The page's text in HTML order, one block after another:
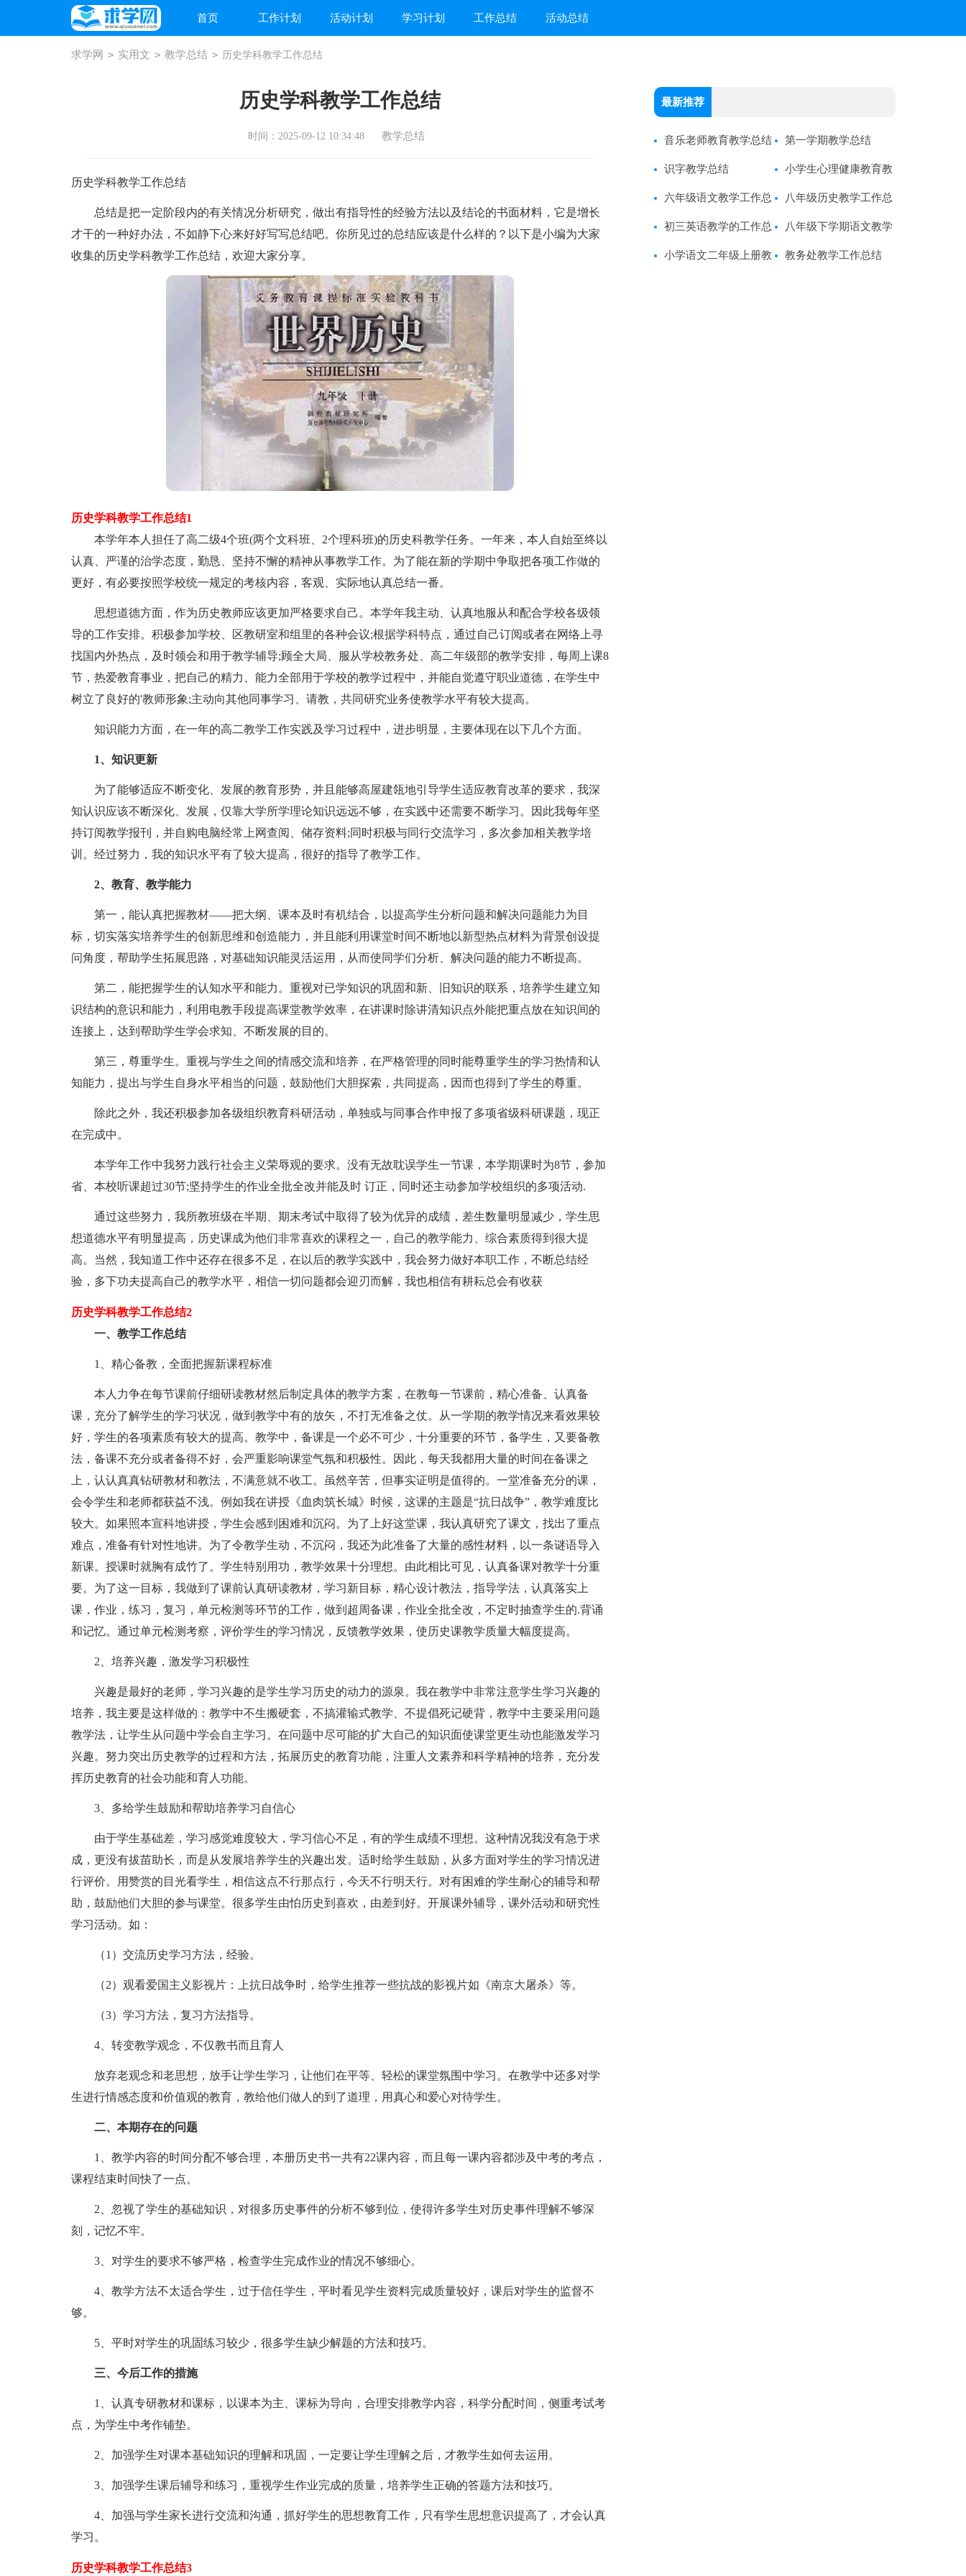
首页 工作计划 活动计划 学习计划 工作总结 活动总结
求学网 > 实用文 > 教学总结 > 历史学科教学工作总结
历史学科教学工作总结
时间：2025-09-12 10:34:48 教学总结
历史学科教学工作总结
总结是把一定阶段内的有关情况分析研究，做出有指导性的经验方法以及结论的书面材料，它是增长
才干的一种好办法，不如静下心来好好写写总结吧。你所见过的总结应该是什么样的？以下是小编为大家
收集的历史学科教学工作总结，欢迎大家分享。
历史学科教学工作总结1
本学年本人担任了高二级4个班(两个文科班、2个理科班)的历史科教学任务。一年来，本人自始至终以
认真、严谨的治学态度，勤恳、坚持不懈的精神从事教学工作。为了能在新的学期中争取把各项工作做的
更好，有必要按照学校统一规定的考核内容，客观、实际地认真总结一番。
思想道德方面，作为历史教师应该更加严格要求自己。本学年我主动、认真地服从和配合学校各级领
导的工作安排。积极参加学校、区教研室和组里的各种会议;根据学科特点，通过自己订阅或者在网络上寻
找国内外热点，及时领会和用于教学辅导;顾全大局、服从学校教务处、高二年级部的教学安排，每周上课8
节，热爱教育事业，把自己的精力、能力全部用于学校的教学过程中，并能自觉遵守职业道德，在学生中
树立了良好的'教师形象;主动向其他同事学习、请教，共同研究业务使教学水平有较大提高。
知识能力方面，在一年的高二教学工作实践及学习过程中，进步明显，主要体现在以下几个方面。
1、知识更新
为了能够适应不断变化、发展的教育形势，并且能够高屋建瓴地引导学生适应教育改革的要求，我深
知认识应该不断深化、发展，仅靠大学所学理论知识远远不够，在实践中还需要不断学习。因此我每年坚
持订阅教学报刊，并自购电脑经常上网查阅、储存资料;同时积极与同行交流学习，多次参加相关教学培
训。经过努力，我的知识水平有了较大提高，很好的指导了教学工作。
2、教育、教学能力
第一，能认真把握教材——把大纲、课本及时有机结合，以提高学生分析问题和解决问题能力为目
标，切实落实培养学生的创新思维和创造能力，并且能利用课堂时间不断地以新型热点材料为背景创设提
问角度，帮助学生拓展思路，对基础知识能灵活运用，从而使同学们分析、解决问题的能力不断提高。
第二，能把握学生的认知水平和能力。重视对已学知识的巩固和新、旧知识的联系，培养学生建立知
识结构的意识和能力，利用电教手段提高课堂教学效率，在讲课时除讲清知识点外能把重点放在知识间的
连接上，达到帮助学生学会求知、不断发展的目的。
第三，尊重学生。重视与学生之间的情感交流和培养，在严格管理的同时能尊重学生的学习热情和认
知能力，提出与学生自身水平相当的问题，鼓励他们大胆探索，共同提高，因而也得到了学生的尊重。
除此之外，我还积极参加各级组织教育科研活动，单独或与同事合作申报了多项省级科研课题，现正
在完成中。
本学年工作中我努力践行社会主义荣辱观的要求。没有无故耽误学生一节课，本学期课时为8节，参加
省、本校听课超过30节;坚持学生的作业全批全改并能及时 订正，同时还主动参加学校组织的多项活动.
通过这些努力，我所教班级在半期、期末考试中取得了较为优异的成绩，差生数量明显减少，学生思
想道德水平有明显提高，历史课成为他们非常喜欢的课程之一，自己的教学能力、综合素质得到很大提
高。当然，我知道工作中还存在很多不足，在以后的教学实践中，我会努力做好本职工作，不断总结经
验，多下功夫提高自己的教学水平，相信一切问题都会迎刃而解，我也相信有耕耘总会有收获
历史学科教学工作总结2
一、教学工作总结
1、精心备教，全面把握新课程标准
本人力争在每节课前仔细研读教材然后制定具体的教学方案，在教每一节课前，精心准备、认真备
课，充分了解学生的学习状况，做到教学中有的放矢，不打无准备之仗。从一学期的教学情况来看效果较
好，学生的各项素质有较大的提高。教学中，备课是一个必不可少，十分重要的环节，备学生，又要备教
法，备课不充分或者备得不好，会严重影响课堂气氛和积极性。因此，每天我都用大量的时间在备课之
上，认认真真钻研教材和教法，不满意就不收工。虽然辛苦，但事实证明是值得的。一堂准备充分的课，
会令学生和老师都获益不浅。例如我在讲授《血肉筑长城》时候，这课的主题是“抗日战争”，教学难度比
较大。如果照本宣科地讲授，学生会感到困难和沉闷。为了上好这堂课，我认真研究了课文，找出了重点
难点，准备有针对性地讲。为了令教学生动，不沉闷，我还为此准备了大量的感性材料，以一条谜语导入
新课。授课时就胸有成竹了。学生特别用功，教学效果十分理想。由此相比可见，认真备课对教学十分重
要。为了这一目标，我做到了课前认真研读教材，学习新目标，精心设计教法，指导学法，认真落实上
课，作业，练习，复习，单元检测等环节的工作，做到超周备课，作业全批全改，不定时抽查学生的.背诵
和记忆。通过单元检测考察，评价学生的学习情况，反馈教学效果，使历史课教学质量大幅度提高。
2、培养兴趣，激发学习积极性
兴趣是最好的老师，学习兴趣的是学生学习历史的动力的源泉。我在教学中非常注意学生学习兴趣的
培养，我主要是这样做的：教学中不生搬硬套，不搞灌输式教学、不提倡死记硬背，教学中主要采用问题
教学法，让学生从问题中学会自主学习。在问题中尽可能的扩大自己的知识面使课堂更生动也能激发学习
兴趣。努力突出历史教学的过程和方法，拓展历史的教育功能，注重人文素养和科学精神的培养，充分发
挥历史教育的社会功能和育人功能。
3、多给学生鼓励和帮助培养学习自信心
由于学生基础差，学习感觉难度较大，学习信心不足，有的学生成绩不理想。这种情况我没有急于求
成，更没有拔苗助长，而是从发展培养学生的兴趣出发。适时给学生鼓励，从多方面对学生的学习情况进
行评价。用赞赏的目光看学生，相信这点不行那点行，今天不行明天行。对有困难的学生耐心的辅导和帮
助，鼓励他们大胆的参与课堂。很多学生由怕历史到喜欢，由差到好。开展课外辅导，课外活动和研究性
学习活动。如：
（1）交流历史学习方法，经验。
（2）观看爱国主义影视片：上抗日战争时，给学生推荐一些抗战的影视片如《南京大屠杀》等。
（3）学习方法，复习方法指导。
4、转变教学观念，不仅教书而且育人
放弃老观念和老思想，放手让学生学习，让他们在平等、轻松的课堂氛围中学习。在教学中还多对学
生进行情感态度和价值观的教育，教给他们做人的到了道理，用真心和爱心对待学生。
二、本期存在的问题
1、教学内容的时间分配不够合理，本册历史书一共有22课内容，而且每一课内容都涉及中考的考点，
课程结束时间快了一点。
2、忽视了学生的基础知识，对很多历史事件的分析不够到位，使得许多学生对历史事件理解不够深
刻，记忆不牢。
3、对学生的要求不够严格，检查学生完成作业的情况不够细心。
4、教学方法不太适合学生，过于信任学生，平时看见学生资料完成质量较好，课后对学生的监督不
够。
5、平时对学生的巩固练习较少，很多学生缺少解题的方法和技巧。
三、 今后工作的措施
1、认真专研教材和课标，以课本为主、课标为导向，合理安排教学内容，科学分配时间，侧重考试考
点，为学生中考作铺垫。
2、加强学生对课本基础知识的理解和巩固，一定要让学生理解之后，才教学生如何去运用。
3、加强学生课后辅导和练习，重视学生作业完成的质量，培养学生正确的答题方法和技巧。
4、加强与学生家长进行交流和沟通，抓好学生的思想教育工作，只有学生思想意识提高了，才会认真
学习。
历史学科教学工作总结3
最新推荐
音乐老师教育教学总结 第一学期教学总结
识字教学总结 小学生心理健康教育教
学工作总结
六年级语文教学工作总
结
八年级历史教学工作总
结
初三英语教学的工作总
结
八年级下学期语文教学
工作总结
小学语文二年级上册教 教务处教学工作总结